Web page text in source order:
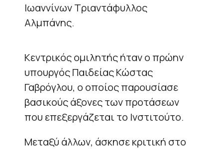
Ιωαννίνων Τριαντάφυλλος
Αλμπάνης.
Κεντρικός ομιλητής ήταν ο πρώην
υπουργός Παιδείας Κώστας
Γαβρόγλου, ο οποίος παρουσίασε
βασικούς άξονες των προτάσεων
που επεξεργάζεται το Ινστιτούτο.
Μεταξύ άλλων, άσκησε κριτική στο